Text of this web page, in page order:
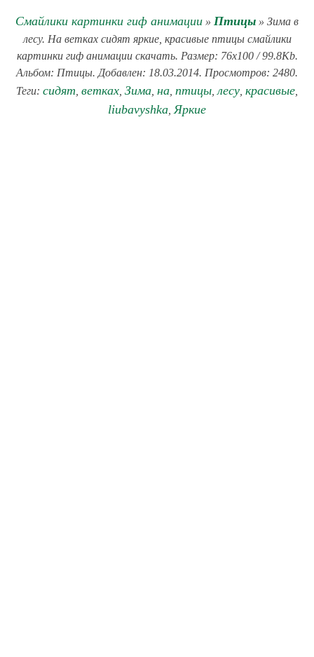
Смайлики картинки гиф анимации » Птицы » Зима в
лесу. На ветках сидят яркие, красивые птицы смайлики
картинки гиф анимации скачать. Размер: 76x100 / 99.8Kb.
Альбом: Птицы. Добавлен: 18.03.2014. Просмотров: 2480.
Теги: сидят ветках Зима на птицы лесу красивые
liubavyshka Яркие